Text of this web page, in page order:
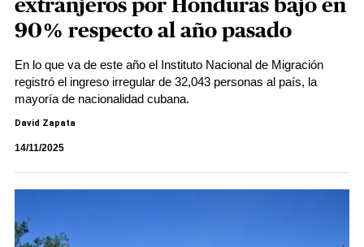
extranjeros por Honduras bajó en
90% respecto al año pasado
En lo que va de este año el Instituto Nacional de Migración
registró el ingreso irregular de 32,043 personas al país, la
mayoría de nacionalidad cubana.
David Zapata
14/11/2025